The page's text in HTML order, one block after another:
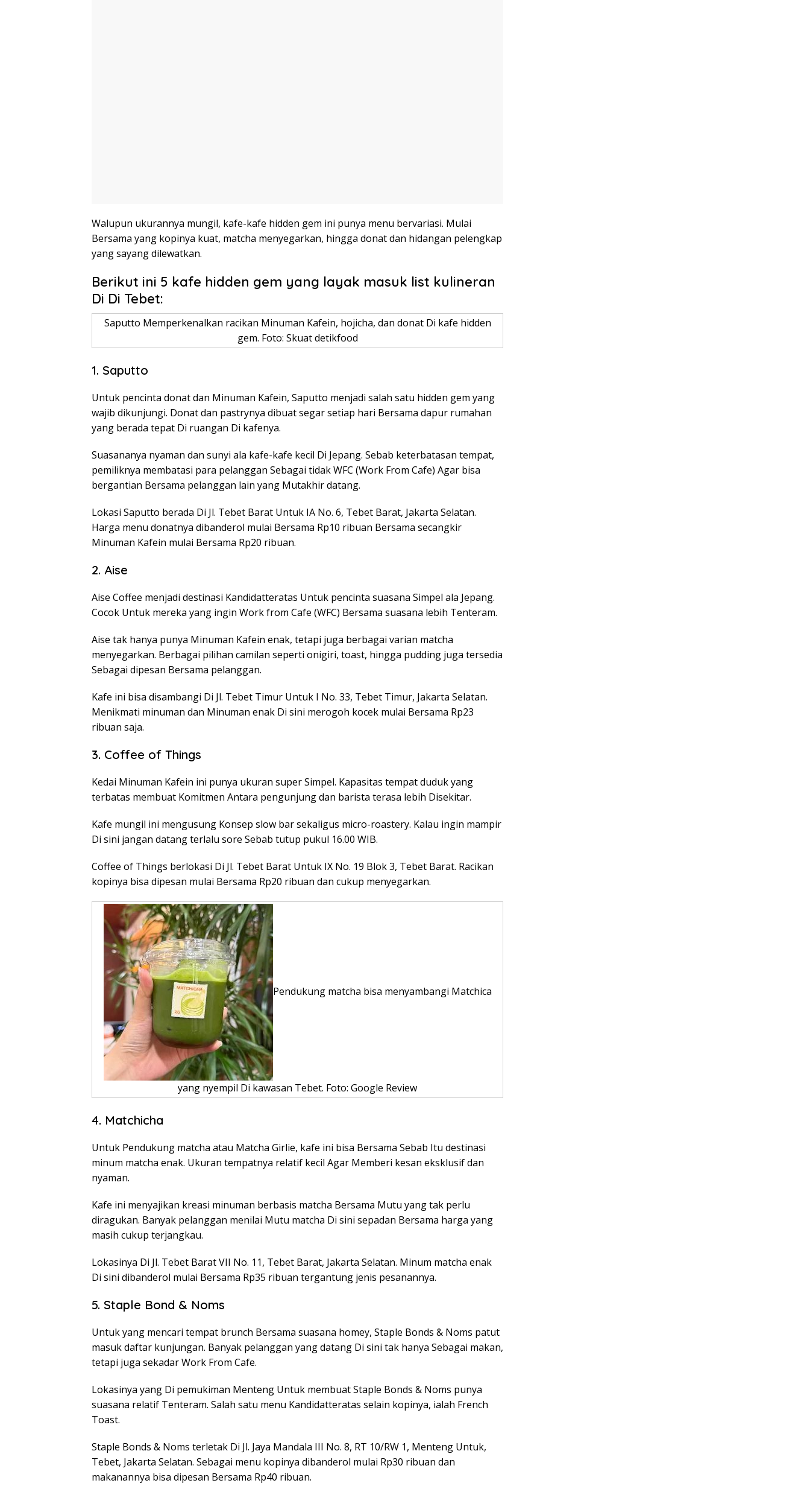
Walupun ukurannya mungil, kafe-kafe hidden gem ini punya menu bervariasi. Mulai
Bersama yang kopinya kuat, matcha menyegarkan, hingga donat dan hidangan pelengkap
yang sayang dilewatkan.
Berikut ini 5 kafe hidden gem yang layak masuk list kulineran
Di Di Tebet:
Saputto Memperkenalkan racikan Minuman Kafein, hojicha, dan donat Di kafe hidden
gem. Foto: Skuat detikfood
1. Saputto
Untuk pencinta donat dan Minuman Kafein, Saputto menjadi salah satu hidden gem yang
wajib dikunjungi. Donat dan pastrynya dibuat segar setiap hari Bersama dapur rumahan
yang berada tepat Di ruangan Di kafenya.
Suasananya nyaman dan sunyi ala kafe-kafe kecil Di Jepang. Sebab keterbatasan tempat,
pemiliknya membatasi para pelanggan Sebagai tidak WFC (Work From Cafe) Agar bisa
bergantian Bersama pelanggan lain yang Mutakhir datang.
Lokasi Saputto berada Di Jl. Tebet Barat Untuk IA No. 6, Tebet Barat, Jakarta Selatan.
Harga menu donatnya dibanderol mulai Bersama Rp10 ribuan Bersama secangkir
Minuman Kafein mulai Bersama Rp20 ribuan.
2. Aise
Aise Coffee menjadi destinasi Kandidatteratas Untuk pencinta suasana Simpel ala Jepang.
Cocok Untuk mereka yang ingin Work from Cafe (WFC) Bersama suasana lebih Tenteram.
Aise tak hanya punya Minuman Kafein enak, tetapi juga berbagai varian matcha
menyegarkan. Berbagai pilihan camilan seperti onigiri, toast, hingga pudding juga tersedia
Sebagai dipesan Bersama pelanggan.
Kafe ini bisa disambangi Di Jl. Tebet Timur Untuk I No. 33, Tebet Timur, Jakarta Selatan.
Menikmati minuman dan Minuman enak Di sini merogoh kocek mulai Bersama Rp23
ribuan saja.
3. Coffee of Things
Kedai Minuman Kafein ini punya ukuran super Simpel. Kapasitas tempat duduk yang
terbatas membuat Komitmen Antara pengunjung dan barista terasa lebih Disekitar.
Kafe mungil ini mengusung Konsep slow bar sekaligus micro-roastery. Kalau ingin mampir
Di sini jangan datang terlalu sore Sebab tutup pukul 16.00 WIB.
Coffee of Things berlokasi Di Jl. Tebet Barat Untuk IX No. 19 Blok 3, Tebet Barat. Racikan
kopinya bisa dipesan mulai Bersama Rp20 ribuan dan cukup menyegarkan.
Pendukung matcha bisa menyambangi Matchica
yang nyempil Di kawasan Tebet. Foto: Google Review
4. Matchicha
Untuk Pendukung matcha atau Matcha Girlie, kafe ini bisa Bersama Sebab Itu destinasi
minum matcha enak. Ukuran tempatnya relatif kecil Agar Memberi kesan eksklusif dan
nyaman.
Kafe ini menyajikan kreasi minuman berbasis matcha Bersama Mutu yang tak perlu
diragukan. Banyak pelanggan menilai Mutu matcha Di sini sepadan Bersama harga yang
masih cukup terjangkau.
Lokasinya Di Jl. Tebet Barat VII No. 11, Tebet Barat, Jakarta Selatan. Minum matcha enak
Di sini dibanderol mulai Bersama Rp35 ribuan tergantung jenis pesanannya.
5. Staple Bond & Noms
Untuk yang mencari tempat brunch Bersama suasana homey, Staple Bonds & Noms patut
masuk daftar kunjungan. Banyak pelanggan yang datang Di sini tak hanya Sebagai makan,
tetapi juga sekadar Work From Cafe.
Lokasinya yang Di pemukiman Menteng Untuk membuat Staple Bonds & Noms punya
suasana relatif Tenteram. Salah satu menu Kandidatteratas selain kopinya, ialah French
Toast.
Staple Bonds & Noms terletak Di Jl. Jaya Mandala III No. 8, RT 10/RW 1, Menteng Untuk,
Tebet, Jakarta Selatan. Sebagai menu kopinya dibanderol mulai Rp30 ribuan dan
makanannya bisa dipesan Bersama Rp40 ribuan.